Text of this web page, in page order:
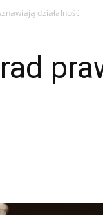
działalność